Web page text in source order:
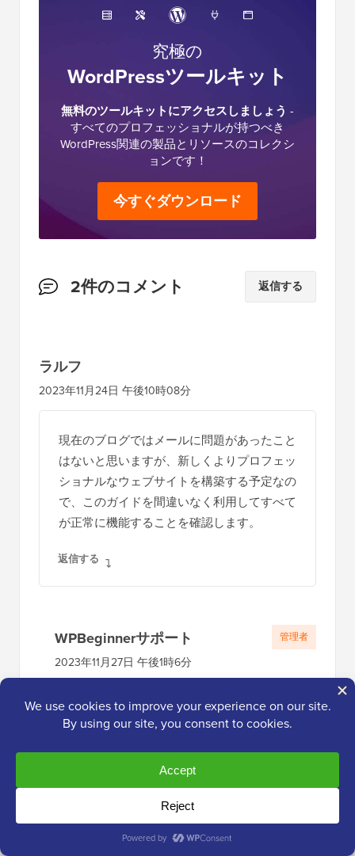
究極の
WordPressツールキット
無料のツールキットにアクセスしましょう -
すべてのプロフェッショナルが持つべき
WordPress関連の製品とリソースのコレクシ
ョンです！
今すぐダウンロード
読
の
イ
ン
2件のコメント 返信する
ラルフ
2023年11月24日 午後10時08分
現在のブログではメールに問題があったこと
はないと思いますが、新しくよりプロフェッ
ショナルなウェブサイトを構築する予定なの
で、このガイドを間違いなく利用してすべて
が正常に機能することを確認します。
返信する
WPBeginnerサポート
2023年11月27日 午後1時6分
私達の推薦が役に立つことを願っていま
す
管理者